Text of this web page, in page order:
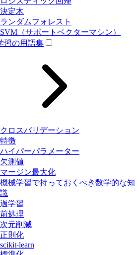
決定木
ランダムフォレスト
SVM（サポートベクターマシン）
習の用語集
クロスバリデーション
特徴
ハイパーパラメーター
欠測値
マージン最大化
機械学習で持っておくべき数学的な知
識
過学習
前処理
次元削減
正則化
scikit-learn